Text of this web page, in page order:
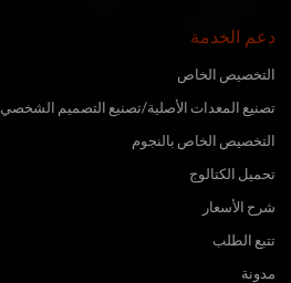
دعم الخدمة
التخصيص الخاص
تصنيع المعدات الأصلية/تصنيع التصميم الشخصي
التخصيص الخاص بالنجوم
تحميل الكتالوج
شرح الأسعار
تتبع الطلب
مدونة